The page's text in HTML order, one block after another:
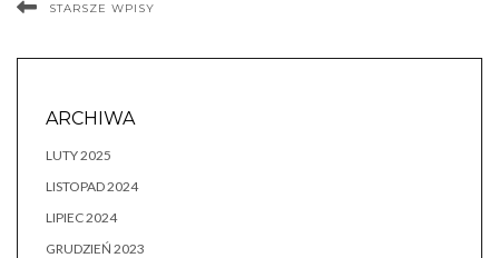
STARSZE WPISY
ARCHIWA
LUTY 2025
LISTOPAD 2024
LIPIEC 2024
GRUDZIEŃ 2023